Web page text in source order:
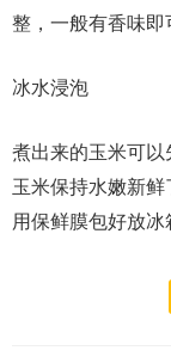
整，一般有香味即
冰水浸泡
煮出来的玉米可
玉米保持水嫩新
用保鲜膜包好放冰